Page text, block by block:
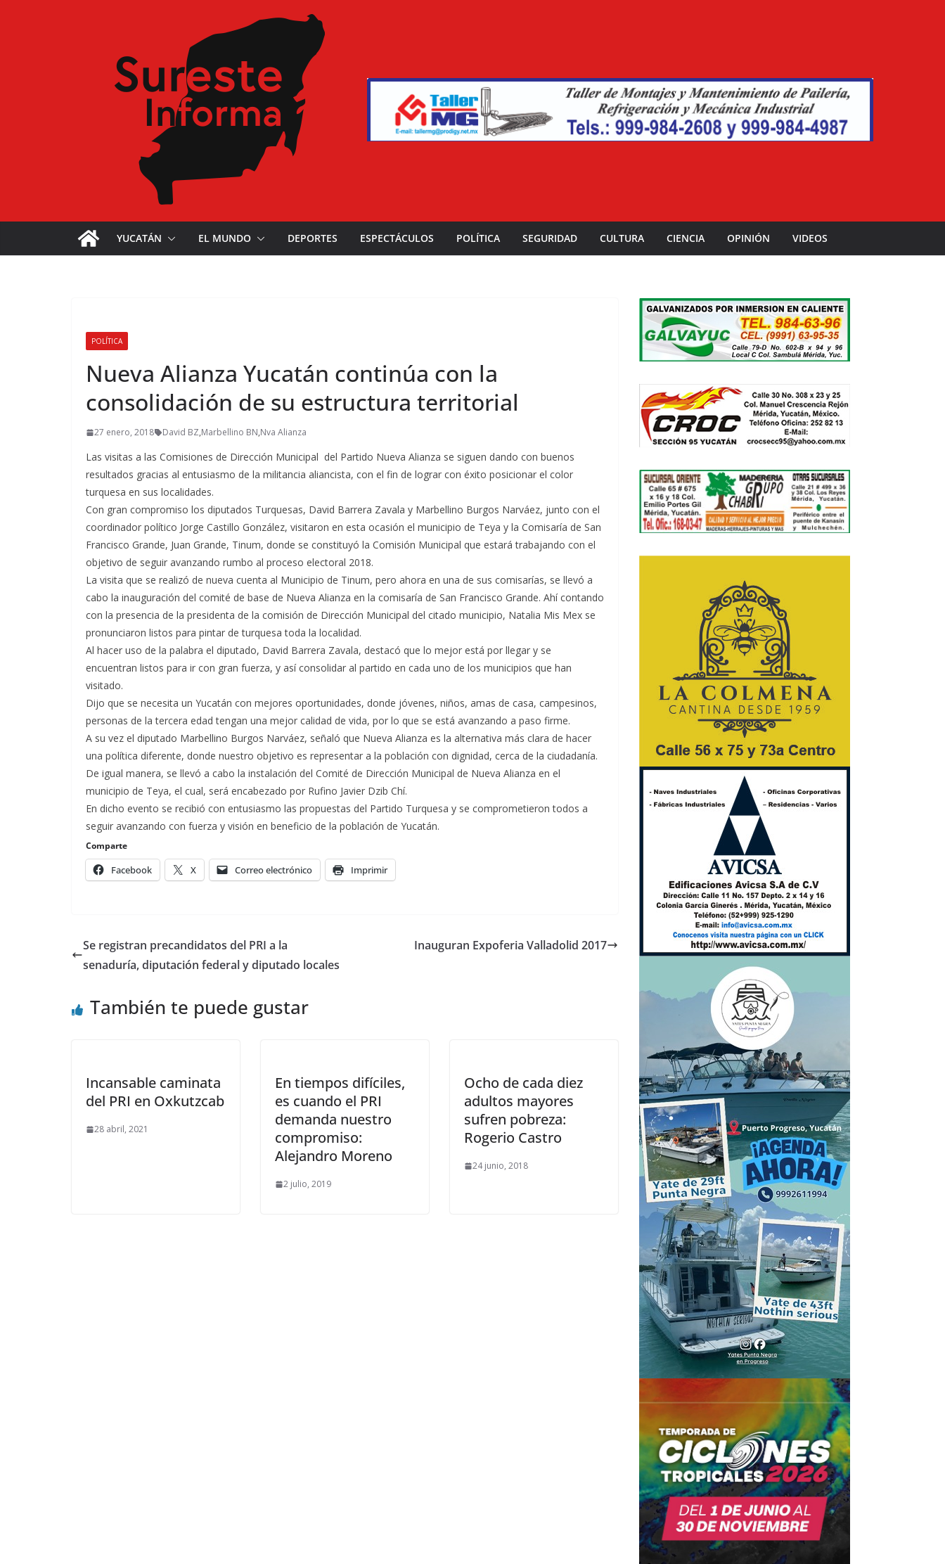
YUCATÁN EL MUNDO DEPORTES ESPECTÁCULOS POLÍTICA SEGURIDAD CULTURA CIENCIA OPINIÓN VIDEOS
POLÍTICA
Nueva Alianza Yucatán continúa con la
consolidación de su estructura territorial
27 enero, 2018 David BZ,Marbellino BN,Nva Alianza
Las visitas a las Comisiones de Dirección Municipal del Partido Nueva Alianza se siguen dando con buenos
resultados gracias al entusiasmo de la militancia aliancista, con el fin de lograr con éxito posicionar el color
turquesa en sus localidades.
Con gran compromiso los diputados Turquesas, David Barrera Zavala y Marbellino Burgos Narváez, junto con el
coordinador político Jorge Castillo González, visitaron en esta ocasión el municipio de Teya y la Comisaría de San
Francisco Grande, Juan Grande, Tinum, donde se constituyó la Comisión Municipal que estará trabajando con el
objetivo de seguir avanzando rumbo al proceso electoral 2018.
La visita que se realizó de nueva cuenta al Municipio de Tinum, pero ahora en una de sus comisarías, se llevó a
cabo la inauguración del comité de base de Nueva Alianza en la comisaría de San Francisco Grande. Ahí contando
con la presencia de la presidenta de la comisión de Dirección Municipal del citado municipio, Natalia Mis Mex se
pronunciaron listos para pintar de turquesa toda la localidad.
Al hacer uso de la palabra el diputado, David Barrera Zavala, destacó que lo mejor está por llegar y se
encuentran listos para ir con gran fuerza, y así consolidar al partido en cada uno de los municipios que han
visitado.
Dijo que se necesita un Yucatán con mejores oportunidades, donde jóvenes, niños, amas de casa, campesinos,
personas de la tercera edad tengan una mejor calidad de vida, por lo que se está avanzando a paso firme.
A su vez el diputado Marbellino Burgos Narváez, señaló que Nueva Alianza es la alternativa más clara de hacer
una política diferente, donde nuestro objetivo es representar a la población con dignidad, cerca de la ciudadanía.
De igual manera, se llevó a cabo la instalación del Comité de Dirección Municipal de Nueva Alianza en el
municipio de Teya, el cual, será encabezado por Rufino Javier Dzib Chí.
En dicho evento se recibió con entusiasmo las propuestas del Partido Turquesa y se comprometieron todos a
seguir avanzando con fuerza y visión en beneficio de la población de Yucatán.
Comparte
Facebook X Correo electrónico Imprimir
Se registran precandidatos del PRI a la
senaduría, diputación federal y diputado locales
Inauguran Expoferia Valladolid 2017
También te puede gustar
Incansable caminata
del PRI en Oxkutzcab
28 abril, 2021
En tiempos difíciles,
es cuando el PRI
demanda nuestro
compromiso:
Alejandro Moreno
2 julio, 2019
Ocho de cada diez
adultos mayores
sufren pobreza:
Rogerio Castro
24 junio, 2018